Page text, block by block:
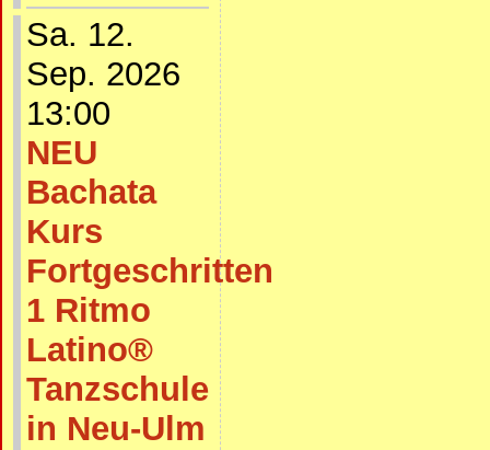
Sa. 12.
Sep. 2026
13:00
NEU
Bachata
Kurs
Fortgeschritten
1 Ritmo
Latino®
Tanzschule
in Neu-Ulm